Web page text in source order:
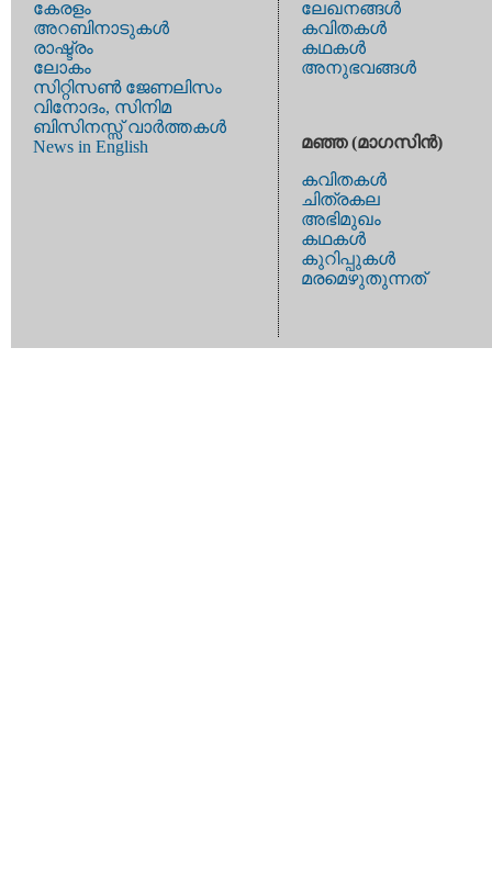
കേരളം
അറബിനാടുകള്‍
രാഷ്ട്രം
ലോകം
സിറ്റിസണ്‍ ജേണലിസം
വിനോദം, സിനിമ
ബിസിനസ്സ് വാര്‍ത്തകള്‍
News in English
ലേഖനങ്ങള്‍
കവിതകള്‍
കഥകള്‍
അനുഭവങ്ങള്‍
മഞ്ഞ (മാഗസിന്‍)
കവിതകള്‍
ചിത്രകല
അഭിമുഖം
കഥകള്‍
കുറിപ്പുകള്‍
മരമെഴുതുന്നത്